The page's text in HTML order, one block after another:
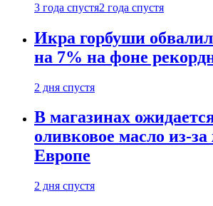
3 года спустя2 года спустя
Икра горбуши
на 7% на фоне
2 дня спустя
В магазинах
оливковое масло из-
Европе
2 дня спустя